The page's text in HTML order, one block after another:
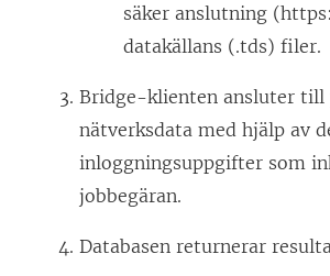
säker anslutning
datakällans (.tds) filer.
Bridge-klienten ansluter till
nätverksdata med hjälp av
inloggningsuppgifter som
jobbegäran.
Databasen returnerar